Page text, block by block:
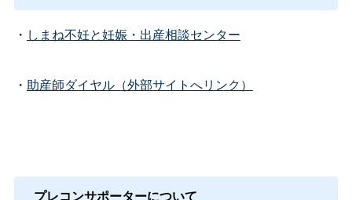
・ しまね不妊と妊娠・出産相談センター
・ 助産師ダイヤル（外部サイトへリンク）
プレコンサポーターについて